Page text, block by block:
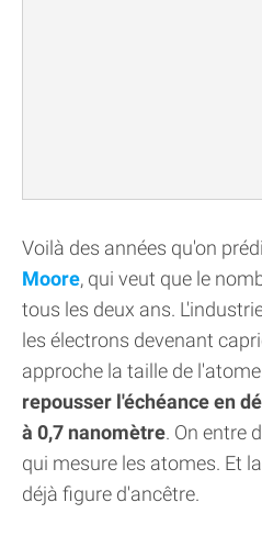
Voilà des années qu'on
Moore, qui veut que le
tous les deux ans.
les électrons devenant
approche la taille de
repousser l'échéance en
à 0,7 nanomètre. On entre
qui mesure les atomes. Et
déjà figure d'ancêtre.